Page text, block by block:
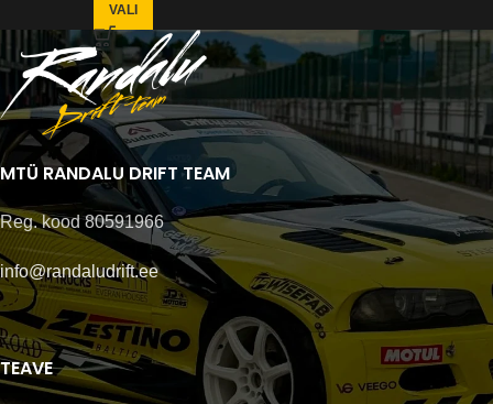
VALI
MTÜ RANDALU DRIFT TEAM
Reg. kood 80591966
info@randaludrift.ee
TEAVE